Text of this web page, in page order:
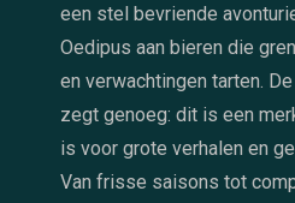
een stel bevriende
Oedipus aan bieren die
en verwachtingen tarten. De
zegt genoeg: dit is een
is voor grote verhalen en
Van frisse saisons tot